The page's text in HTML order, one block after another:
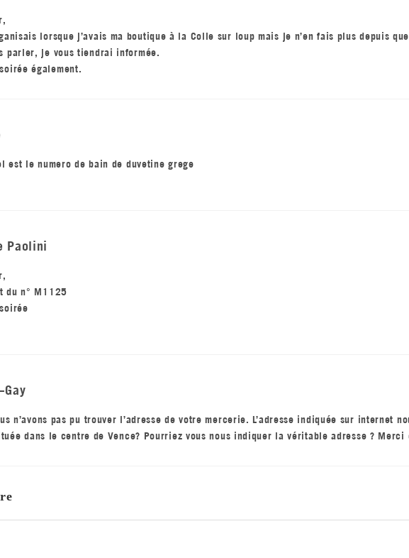
lorsque j’avais ma boutique à la Colle sur loup mais je n’en fais plus depuis
parler, je vous tiendrai informée.
également.
est le numero de bain de duvetine grege
Paolini
du n° M1125
n’avons pas pu trouver l’adresse de votre mercerie. L’adresse indiquée sur internet
dans le centre de Vence? Pourriez vous nous indiquer la véritable adresse ? Merci